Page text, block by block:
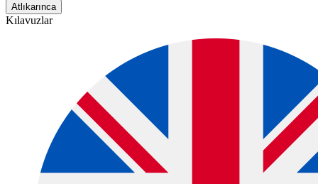
Atlıkarınca
Kılavuzlar